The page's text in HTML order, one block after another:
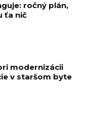
ročný plán,
ťa nič
modernizácii
v staršom byte